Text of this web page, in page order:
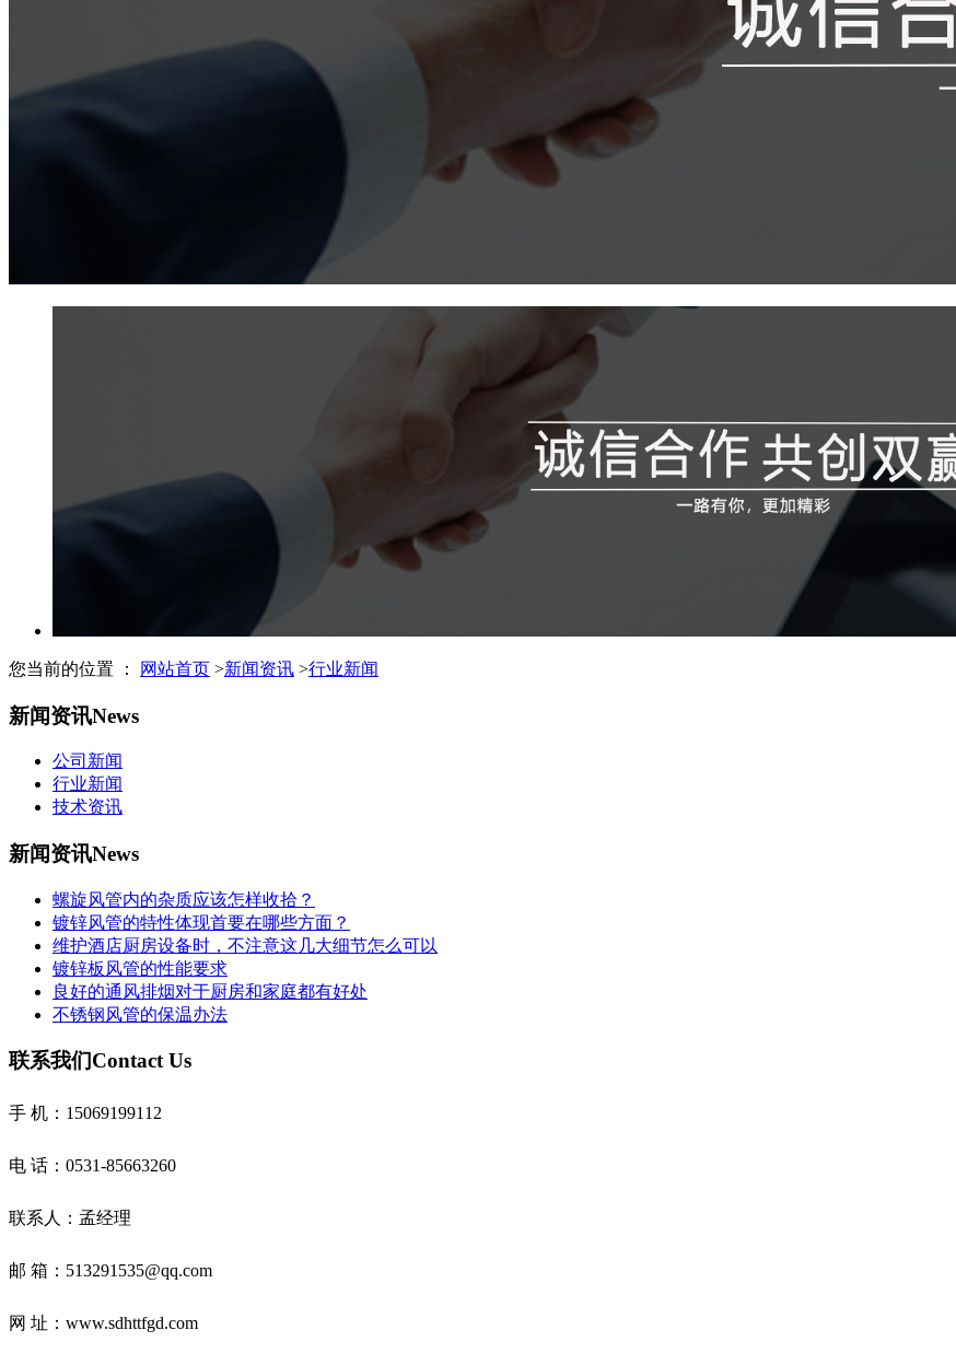
您当前的位置 ： 网站首页 >新闻资讯 >行业新闻
新闻资讯News
公司新闻
行业新闻
技术资讯
新闻资讯News
螺旋风管内的杂质应该怎样收拾？
镀锌风管的特性体现首要在哪些方面？
维护酒店厨房设备时，不注意这几大细节怎么可以
镀锌板风管的性能要求
良好的通风排烟对于厨房和家庭都有好处
不锈钢风管的保温办法
联系我们Contact Us
手 机：15069199112
电 话：0531-85663260
联系人：孟经理
邮 箱：513291535@qq.com
网 址：www.sdhttfgd.com